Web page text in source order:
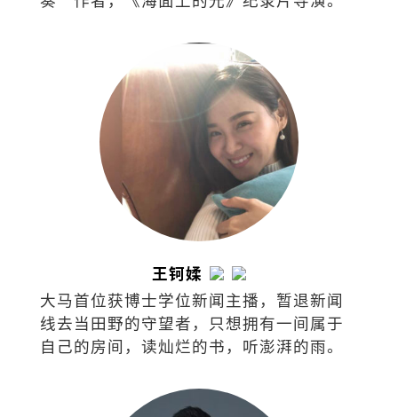
王钶媃
大马首位获博士学位新闻主播，暂退新闻
线去当田野的守望者，只想拥有一间属于
自己的房间，读灿烂的书，听澎湃的雨。